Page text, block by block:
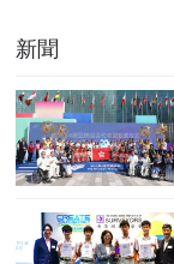
新聞